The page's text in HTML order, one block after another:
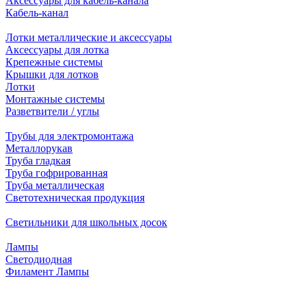
Кабель-канал
Лотки металлические и аксессуары
Аксессуары для лотка
Крепежные системы
Крышки для лотков
Лотки
Монтажные системы
Разветвители / углы
Трубы для электромонтажа
Металлорукав
Труба гладкая
Труба гофрированная
Труба металлическая
Светотехническая продукция
Светильники для школьных досок
Лампы
Светодиодная
Филамент Лампы